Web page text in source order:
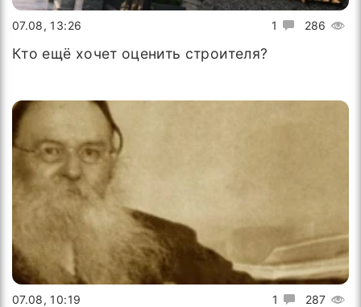
1 286
07.08, 13:26
Кто ещё хочет оценить строителя?
1 287
07.08, 10:19